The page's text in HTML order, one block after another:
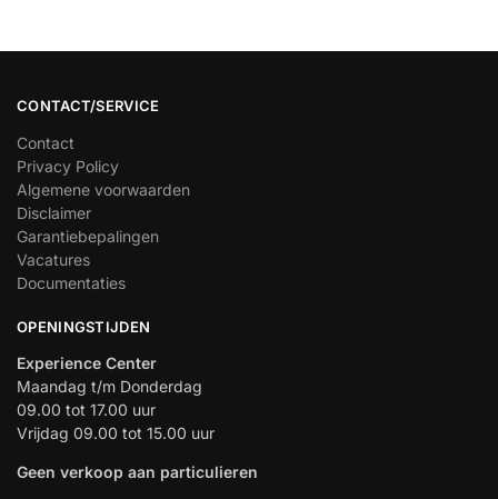
CONTACT/SERVICE
Contact
Privacy Policy
Algemene voorwaarden
Disclaimer
Garantiebepalingen
Vacatures
Documentaties
OPENINGSTIJDEN
Experience Center
Maandag t/m Donderdag
09.00 tot 17.00 uur
Vrijdag 09.00 tot 15.00 uur
Geen verkoop aan particulieren